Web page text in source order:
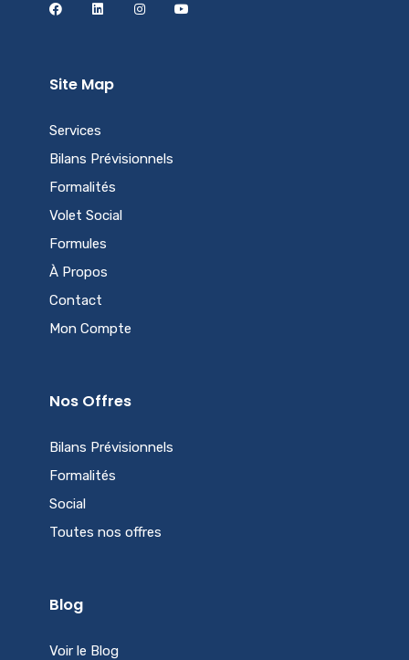
Site Map
Services
Bilans Prévisionnels
Formalités
Volet Social
Formules
À Propos
Contact
Mon Compte
Nos Offres
Bilans Prévisionnels
Formalités
Social
Toutes nos offres
Blog
Voir le Blog